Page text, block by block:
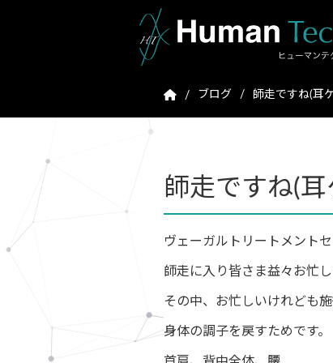
ブログ 師走ですね(耳
師走ですね(
ヴェーガルトリートメント
師走に入り皆さま益々お忙し
その中、お忙しいけれども
身体の調子を戻すためです。